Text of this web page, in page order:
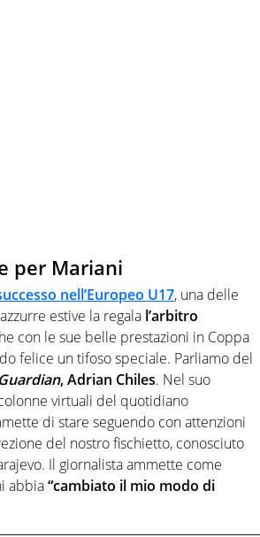
per Mariani
nell’Europeo U17, una delle
estive la regala l’arbitro
con le sue belle prestazioni in Coppa
felice un tifoso speciale. Parliamo del
, Adrian Chiles. Nel suo
virtuali del quotidiano
di stare seguendo con attenzioni
del nostro fischietto, conosciuto
Il giornalista ammette come
abbia“cambiato il mio modo di